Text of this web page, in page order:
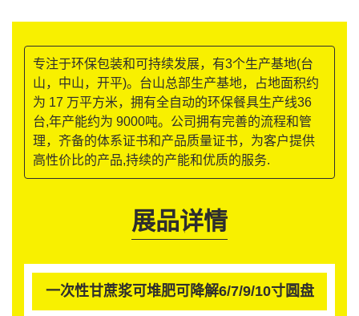
专注于环保包装和可持续发展，有3个生产基地(台
山，中山，开平)。台山总部生产基地，占地面积约
为 17 万平方米，拥有全自动的环保餐具生产线36
台,年产能约为 9000吨。公司拥有完善的流程和管
理，齐备的体系证书和产品质量证书，为客户提供
高性价比的产品,持续的产能和优质的服务.
展品详情
一次性甘蔗浆可堆肥可降解6/7/9/10寸圆盘